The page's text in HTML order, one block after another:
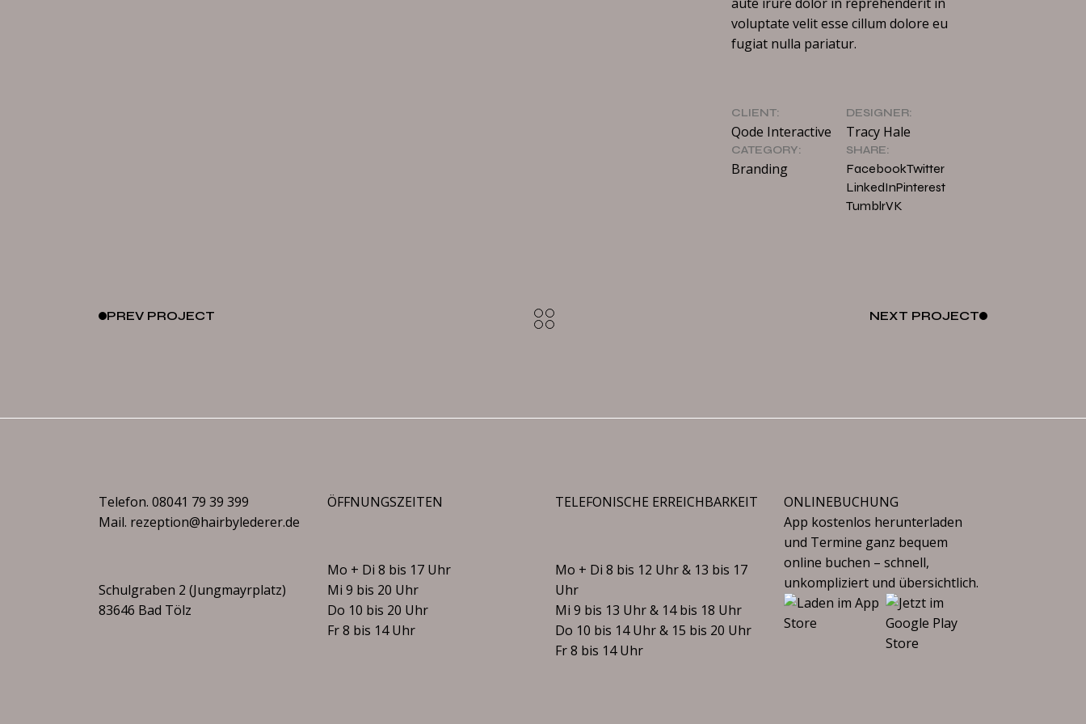
voluptate velit esse cillum dolore eu
fugiat nulla pariatur.
CLIENT:
Qode Interactive
DESIGNER:
Tracy Hale
CATEGORY:
Branding
SHARE:
FacebookTwitter
LinkedInPinterest
TumblrVK
PREV PROJECT NEXT PROJECT
Telefon. 08041 79 39 399
Mail. rezeption@hairbylederer.de
Schulgraben 2 (Jungmayrplatz)
83646 Bad Tölz
ÖFFNUNGSZEITEN
Mo + Di 8 bis 17 Uhr
Mi 9 bis 20 Uhr
Do 10 bis 20 Uhr
Fr 8 bis 14 Uhr
TELEFONISCHE ERREICHBARKEIT
Mo + Di 8 bis 12 Uhr & 13 bis 17
Uhr
Mi 9 bis 13 Uhr & 14 bis 18 Uhr
Do 10 bis 14 Uhr & 15 bis 20 Uhr
Fr 8 bis 14 Uhr
ONLINEBUCHUNG
App kostenlos herunterladen
und Termine ganz bequem
online buchen – schnell,
unkompliziert und übersichtlich.